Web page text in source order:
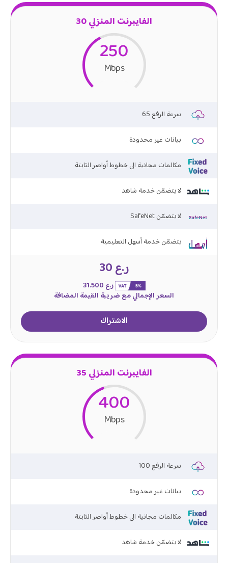
الفايبرنت المنزلي 30
250
Mbps
65 سرعة الرفع
بيانات غير محدودة
مكالمات مجانية الى خطوط أواصر الثابتة
لا يتضمّن خدمة شاهد
SafeNet لا يتضمّن
يتضمّن خدمة أسهل التعليمية
ر.ع 30
ر.ع 31.500
السعر الإجمالي مع ضريبة القيمة المضافة
الاشتراك
الفايبرنت المنزلي 35
400
Mbps
100 سرعة الرفع
بيانات غير محدودة
مكالمات مجانية الى خطوط أواصر الثابتة
لا يتضمّن خدمة شاهد